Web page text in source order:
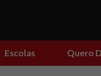
Escolas Quero